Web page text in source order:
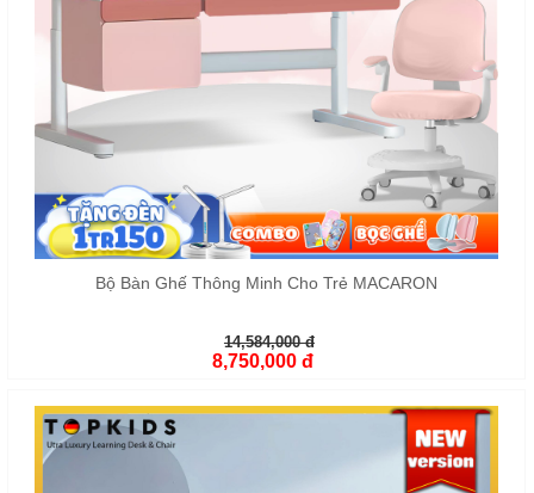
Bộ Bàn Ghế Thông Minh Cho Trẻ MACARON
14,584,000 đ
8,750,000 đ